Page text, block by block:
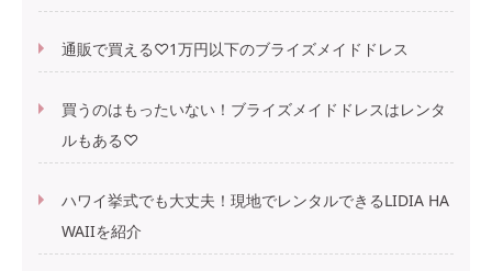
通販で買える♡1万円以下のブライズメイドドレス
買うのはもったいない！ブライズメイドドレスはレンタ
ルもある♡
ハワイ挙式でも大丈夫！現地でレンタルできるLIDIA HA
WAIIを紹介